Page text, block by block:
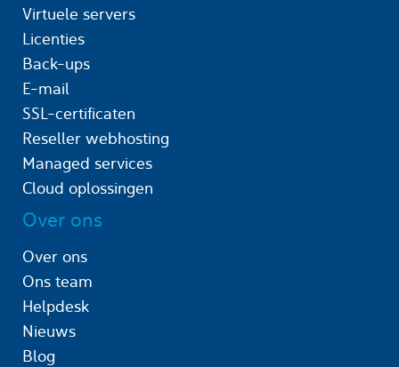
Virtuele servers
Licenties
Back-ups
E-mail
SSL-certificaten
Reseller webhosting
Managed services
Cloud oplossingen
Over ons
Over ons
Ons team
Helpdesk
Nieuws
Blog